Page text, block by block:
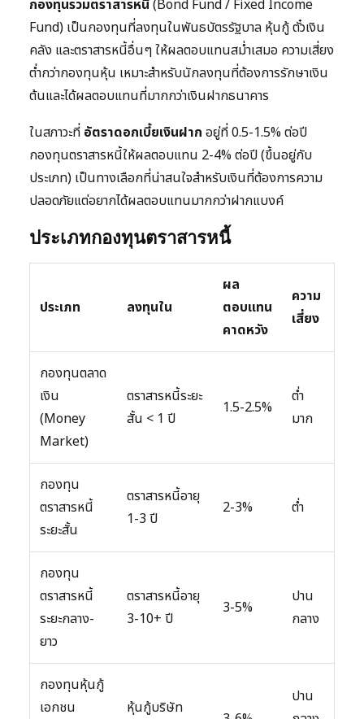
กองทุนรวมตราสารหนี้(Bond Fund / Fixed Income
Fund) เป็นกองทุนที่ลงทุนในพันธบัตรรัฐบาล หุ้นกู้ ตั๋วเงิน
คลัง และตราสารหนี้อื่นๆ ให้ผลตอบแทนสม่ำเสมอ ความเสี่ยง
ต่ำกว่ากองทุนหุ้น เหมาะสำหรับนักลงทุนที่ต้องการรักษาเงิน
ต้นและได้ผลตอบแทนที่มากกว่าเงินฝากธนาคาร
ในสภาวะที่ อัตราดอกเบี้ยเงินฝาก อยู่ที่ 0.5-1.5% ต่อปี
กองทุนตราสารหนี้ให้ผลตอบแทน 2-4% ต่อปี (ขึ้นอยู่กับ
ประเภท) เป็นทางเลือกที่น่าสนใจสำหรับเงินที่ต้องการความ
ปลอดภัยแต่อยากได้ผลตอบแทนมากกว่าฝากแบงค์
ประเภทกองทุนตราสารหนี้
ประเภท ลงทุนใน
ผล
ตอบแทน
คาดหวัง
ความ
เสี่ยง
กองทุนตลาด
เงิน
(Money
Market)
ตราสารหนี้ระยะ
สั้น < 1 ปี
1.5-2.5%
ต่ำ
มาก
กองทุน
ตราสารหนี้
ระยะสั้น
ตราสารหนี้อายุ
1-3 ปี
2-3% ต่ำ
กองทุน
ตราสารหนี้
ระยะกลาง-
ยาว
ตราสารหนี้อายุ
3-10+ ปี
3-5%
ปาน
กลาง
กองทุนหุ้นกู้
เอกชน
หุ้นกู้บริษัท
ปาน